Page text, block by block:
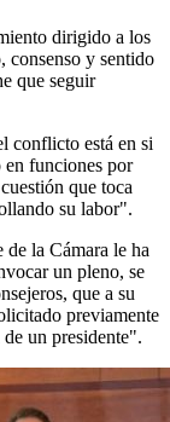
dirigido a los
consenso y sentido
que seguir
conflicto está en si
en funciones por
que toca
su labor".
la Cámara le ha
un pleno, se
que a su
previamente
un presidente".